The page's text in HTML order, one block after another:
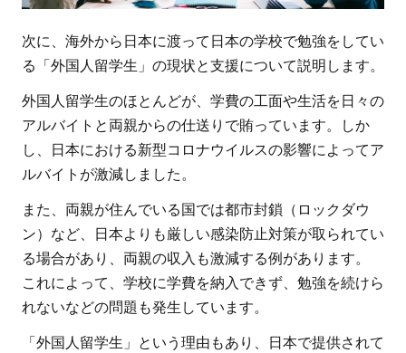
次に、海外から日本に渡って日本の学校で勉強をしてい
る「外国人留学生」の現状と支援について説明します。
外国人留学生のほとんどが、学費の工面や生活を日々の
アルバイトと両親からの仕送りで賄っています。しか
し、日本における新型コロナウイルスの影響によってア
ルバイトが激減しました。
また、両親が住んでいる国では都市封鎖（ロックダウ
ン）など、日本よりも厳しい感染防止対策が取られてい
る場合があり、両親の収入も激減する例があります。
これによって、学校に学費を納入できず、勉強を続けら
れないなどの問題も発生しています。
「外国人留学生」という理由もあり、日本で提供されて